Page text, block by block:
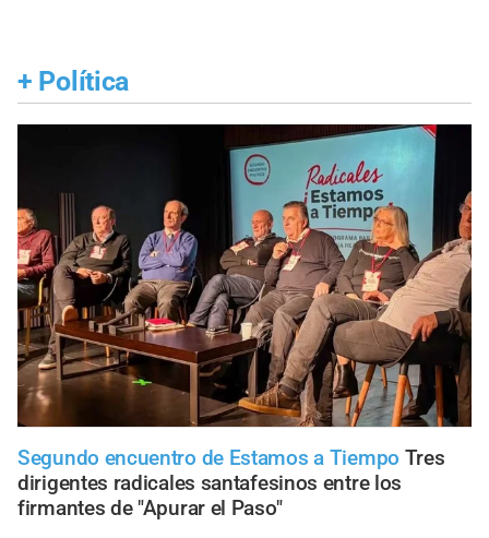
+ Política
Segundo encuentro de Estamos a Tiempo Tres
dirigentes radicales santafesinos entre los
firmantes de "Apurar el Paso"